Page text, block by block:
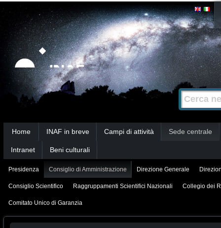
Strumenti
personali
Salta
contenuti.
|
Salta
alla
navigazione
Cerca nel
Ricerca
avanzata…
Home INAF in breve Campi di attività Sede centrale
Intranet Beni culturali
Presidenza Consiglio di Amministrazione Direzione Generale
Consiglio Scientifico Raggruppamenti Scientifici Nazionali Collegio dei
Comitato Unico di Garanzia